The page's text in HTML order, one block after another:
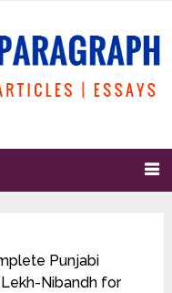
Punjabi
Lekh-Nibandh for